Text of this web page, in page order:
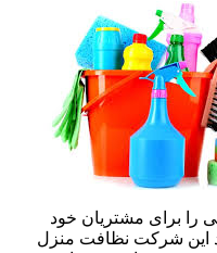
را برای مشتریان خود
این شرکت نظافت منزل